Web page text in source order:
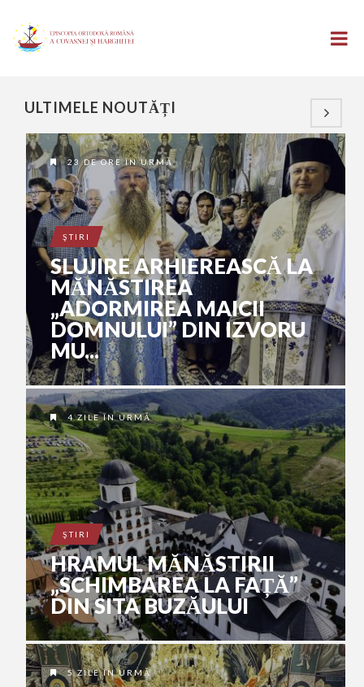
ULTIMELE NOUTĂȚI
23 DE ORE ÎN URMĂ
ŞTIRI
SLUJIRE ARHIEREASCĂ LA
MĂNĂSTIREA
„ADORMIREA MAICII
DOMNULUI” DIN IZVORU
MU...
4 ZILE ÎN URMĂ
ŞTIRI
HRAMUL MĂNĂSTIRII
„SCHIMBAREA LA FAȚĂ”
DIN SITA BUZĂULUI
5 ZILE ÎN URMĂ